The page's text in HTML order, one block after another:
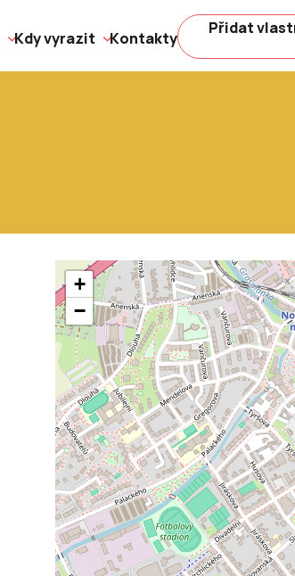
Kdy vyrazit Kontakty
Přidat
+
−